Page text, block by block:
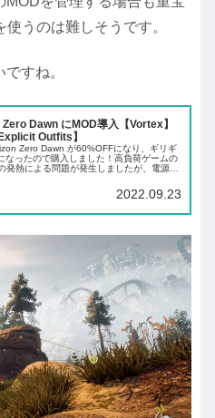
うのは難しそうです。
すね。
Dawn にMOD導入【Vortex】
Outfits】
Zero Dawn が60%OFFになり、ギリギ
なったので購入しました！高負荷ゲームの
発熱による問題が発生しましたが、電源管
2022.09.23